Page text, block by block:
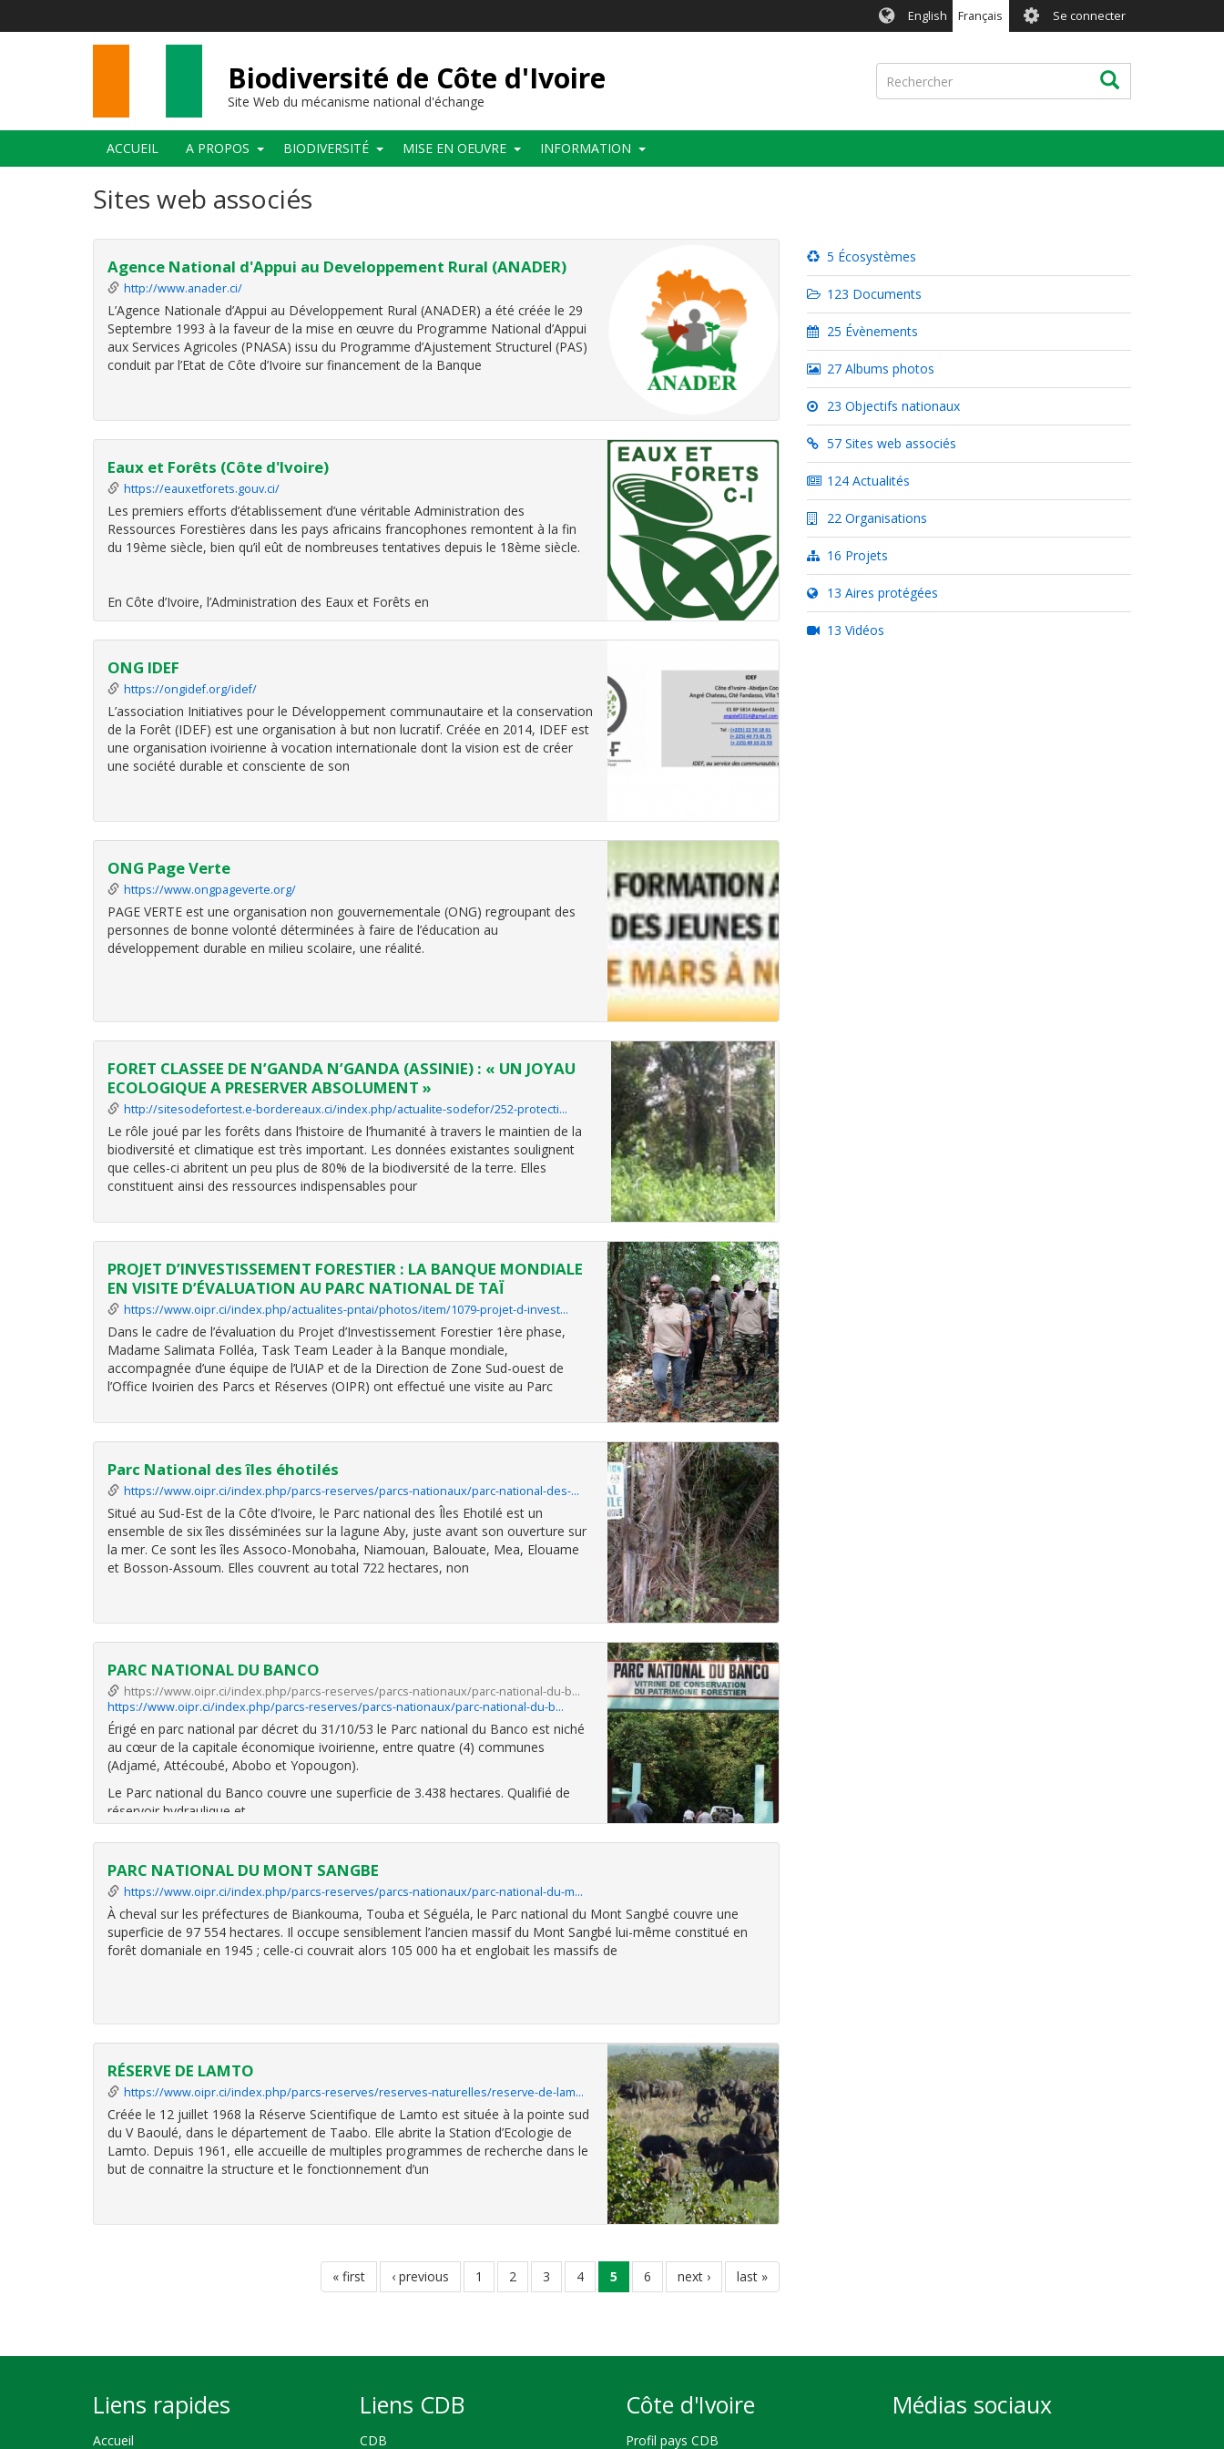
English Français User
account
menu
Se connecter
Biodiversité de Côte d'Ivoire
Site Web du mécanisme national d'échange
Rechercher Rechercher
Main
navigation
ACCUEIL A PROPOS BIODIVERSITÉ MISE EN OEUVRE INFORMATION
Sites web associés
Agence National d'Appui au Developpement Rural (ANADER)
http://www.anader.ci/
L’Agence Nationale d’Appui au Développement Rural (ANADER) a été créée le 29
Septembre 1993 à la faveur de la mise en œuvre du Programme National d’Appui
aux Services Agricoles (PNASA) issu du Programme d’Ajustement Structurel (PAS)
conduit par l’Etat de Côte d’Ivoire sur financement de la Banque
Eaux et Forêts (Côte d'Ivoire)
https://eauxetforets.gouv.ci/
Les premiers efforts d’établissement d’une véritable Administration des
Ressources Forestières dans les pays africains francophones remontent à la fin
du 19ème siècle, bien qu’il eût de nombreuses tentatives depuis le 18ème siècle.
En Côte d’Ivoire, l’Administration des Eaux et Forêts en
ONG IDEF
https://ongidef.org/idef/
L’association Initiatives pour le Développement communautaire et la conservation
de la Forêt (IDEF) est une organisation à but non lucratif. Créée en 2014, IDEF est
une organisation ivoirienne à vocation internationale dont la vision est de créer
une société durable et consciente de son
ONG Page Verte
https://www.ongpageverte.org/
PAGE VERTE est une organisation non gouvernementale (ONG) regroupant des
personnes de bonne volonté déterminées à faire de l’éducation au
développement durable en milieu scolaire, une réalité.
FORET CLASSEE DE N’GANDA N’GANDA (ASSINIE) : « UN JOYAU
ECOLOGIQUE A PRESERVER ABSOLUMENT »
http://sitesodefortest.e-bordereaux.ci/index.php/actualite-sodefor/252-protecti…
Le rôle joué par les forêts dans l’histoire de l’humanité à travers le maintien de la
biodiversité et climatique est très important. Les données existantes soulignent
que celles-ci abritent un peu plus de 80% de la biodiversité de la terre. Elles
constituent ainsi des ressources indispensables pour
PROJET D’INVESTISSEMENT FORESTIER : LA BANQUE MONDIALE
EN VISITE D’ÉVALUATION AU PARC NATIONAL DE TAÏ
https://www.oipr.ci/index.php/actualites-pntai/photos/item/1079-projet-d-invest…
Dans le cadre de l’évaluation du Projet d’Investissement Forestier 1ère phase,
Madame Salimata Folléa, Task Team Leader à la Banque mondiale,
accompagnée d’une équipe de l’UIAP et de la Direction de Zone Sud-ouest de
l’Office Ivoirien des Parcs et Réserves (OIPR) ont effectué une visite au Parc
Parc National des îles éhotilés
https://www.oipr.ci/index.php/parcs-reserves/parcs-nationaux/parc-national-des-…
Situé au Sud-Est de la Côte d’Ivoire, le Parc national des Îles Ehotilé est un
ensemble de six îles disséminées sur la lagune Aby, juste avant son ouverture sur
la mer. Ce sont les îles Assoco-Monobaha, Niamouan, Balouate, Mea, Elouame
et Bosson-Assoum. Elles couvrent au total 722 hectares, non
PARC NATIONAL DU BANCO
https://www.oipr.ci/index.php/parcs-reserves/parcs-nationaux/parc-national-du-b…
https://www.oipr.ci/index.php/parcs-reserves/parcs-nationaux/parc-national-du-b…
Érigé en parc national par décret du 31/10/53 le Parc national du Banco est niché
au cœur de la capitale économique ivoirienne, entre quatre (4) communes
(Adjamé, Attécoubé, Abobo et Yopougon).
Le Parc national du Banco couvre une superficie de 3.438 hectares. Qualifié de
réservoir hydraulique et
PARC NATIONAL DU MONT SANGBE
https://www.oipr.ci/index.php/parcs-reserves/parcs-nationaux/parc-national-du-m…
À cheval sur les préfectures de Biankouma, Touba et Séguéla, le Parc national du Mont Sangbé couvre une
superficie de 97 554 hectares. Il occupe sensiblement l’ancien massif du Mont Sangbé lui-même constitué en
forêt domaniale en 1945 ; celle-ci couvrait alors 105 000 ha et englobait les massifs de
RÉSERVE DE LAMTO
https://www.oipr.ci/index.php/parcs-reserves/reserves-naturelles/reserve-de-lam…
Créée le 12 juillet 1968 la Réserve Scientifique de Lamto est située à la pointe sud
du V Baoulé, dans le département de Taabo. Elle abrite la Station d’Ecologie de
Lamto. Depuis 1961, elle accueille de multiples programmes de recherche dans le
but de connaitre la structure et le fonctionnement d’un
première
page
« first
page
précédente
‹ previous page
1 page
2 page
3 page
4
page
courante
5 page
6
page
suivante
next ›
dernière
page
last »
5 Écosystèmes
123 Documents
25 Évènements
27 Albums photos
23 Objectifs nationaux
57 Sites web associés
124 Actualités
22 Organisations
16 Projets
13 Aires protégées
13 Vidéos
Liens rapides
Accueil
Liens CDB
CDB
Côte d'Ivoire
Profil pays CDB
Médias sociaux